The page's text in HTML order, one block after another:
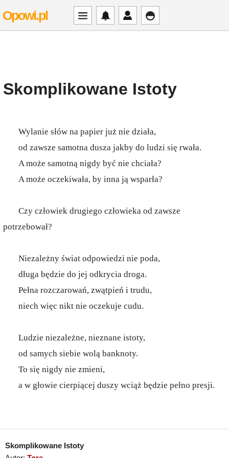
Opowi.pl
Skomplikowane Istoty
Wylanie słów na papier już nie działa,
od zawsze samotna dusza jakby do ludzi się rwała.
A może samotną nigdy być nie chciała?
A może oczekiwała, by inna ją wsparła?
Czy człowiek drugiego człowieka od zawsze
potrzebował?
Niezależny świat odpowiedzi nie poda,
długa będzie do jej odkrycia droga.
Pełna rozczarowań, zwątpień i trudu,
niech więc nikt nie oczekuje cudu.
Ludzie niezależne, nieznane istoty,
od samych siebie wolą banknoty.
To się nigdy nie zmieni,
a w głowie cierpiącej duszy wciąż będzie pełno presji.
Skomplikowane Istoty